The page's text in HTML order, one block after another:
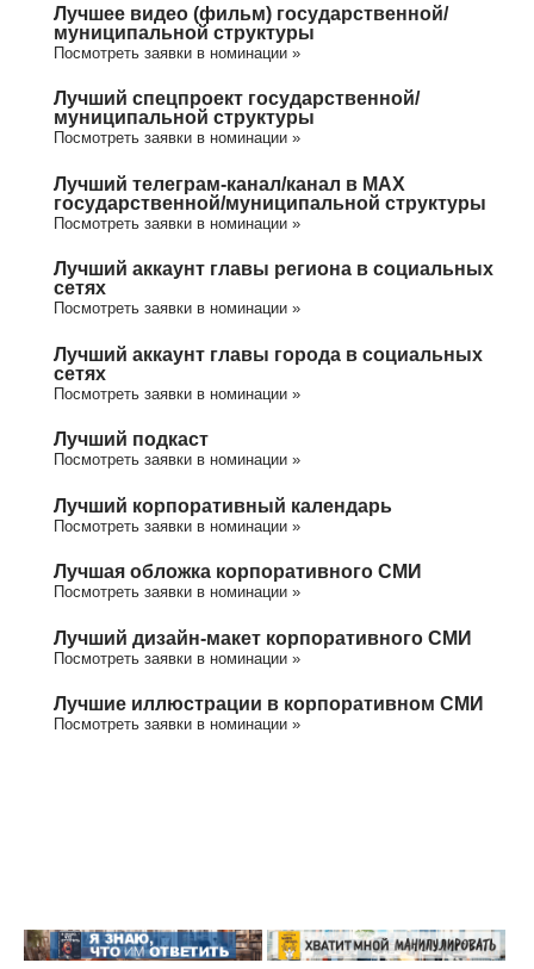
Лучшее видео (фильм) государственной/
муниципальной структуры
Посмотреть заявки в номинации »
Лучший спецпроект государственной/
муниципальной структуры
Посмотреть заявки в номинации »
Лучший телеграм-канал/канал в МАХ
государственной/муниципальной структуры
Посмотреть заявки в номинации »
Лучший аккаунт главы региона в социальных
сетях
Посмотреть заявки в номинации »
Лучший аккаунт главы города в социальных
сетях
Посмотреть заявки в номинации »
Лучший подкаст
Посмотреть заявки в номинации »
Лучший корпоративный календарь
Посмотреть заявки в номинации »
Лучшая обложка корпоративного СМИ
Посмотреть заявки в номинации »
Лучший дизайн-макет корпоративного СМИ
Посмотреть заявки в номинации »
Лучшие иллюстрации в корпоративном СМИ
Посмотреть заявки в номинации »